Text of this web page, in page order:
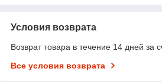
Условия возврата
Возврат товара в течение 14 дней за
Все условия возврата